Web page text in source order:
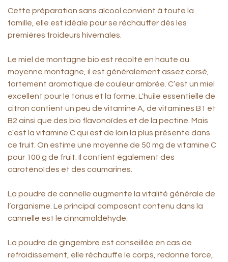
Cette préparation sans alcool convient à toute la
famille, elle est idéale pour se réchauffer dès les
premières froideurs hivernales.
Le miel de montagne bio est récolté en haute ou
moyenne montagne, il est généralement assez corsé,
fortement aromatique de couleur ambrée. C’est un miel
excellent pour le tonus et la forme. L'huile essentielle de
citron contient un peu de vitamine A, de vitamines B1 et
B2 ainsi que des bio flavonoïdes et de la pectine. Mais
c'est la vitamine C qui est de loin la plus présente dans
ce fruit. On estime une moyenne de 50 mg de vitamine C
pour 100 g de fruit. Il contient également des
caroténoïdes et des coumarines.
La poudre de cannelle augmente la vitalité générale de
l’organisme. Le principal composant contenu dans la
cannelle est le cinnamaldéhyde.
La poudre de gingembre est conseillée en cas de
refroidissement, elle réchauffe le corps, redonne force,